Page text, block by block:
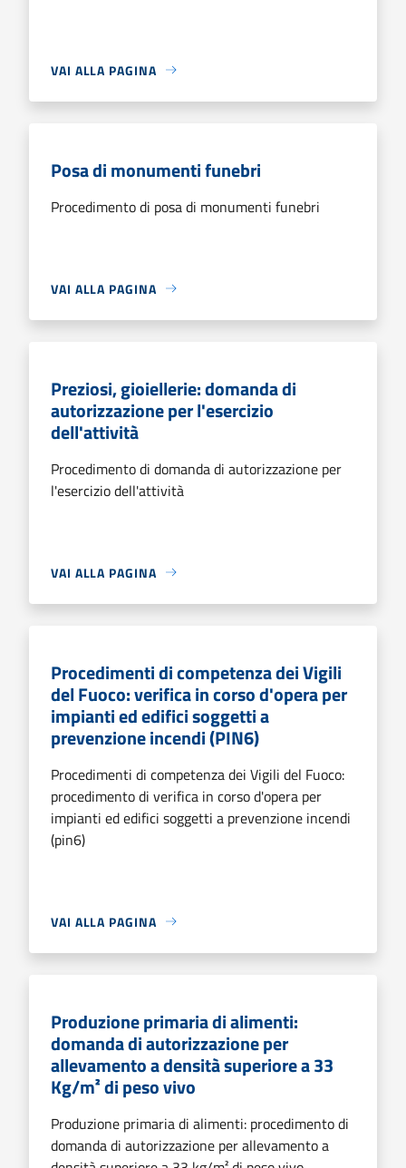
VAI ALLA PAGINA
Posa di monumenti funebri
Procedimento di posa di monumenti funebri
VAI ALLA PAGINA
Preziosi, gioiellerie: domanda di
autorizzazione per l'esercizio
dell'attività
Procedimento di domanda di autorizzazione per
l'esercizio dell'attività
VAI ALLA PAGINA
Procedimenti di competenza dei Vigili
del Fuoco: verifica in corso d'opera per
impianti ed edifici soggetti a
prevenzione incendi (PIN6)
Procedimenti di competenza dei Vigili del Fuoco:
procedimento di verifica in corso d'opera per
impianti ed edifici soggetti a prevenzione incendi
(pin6)
VAI ALLA PAGINA
Produzione primaria di alimenti:
domanda di autorizzazione per
allevamento a densità superiore a 33
Kg/m² di peso vivo
Produzione primaria di alimenti: procedimento di
domanda di autorizzazione per allevamento a